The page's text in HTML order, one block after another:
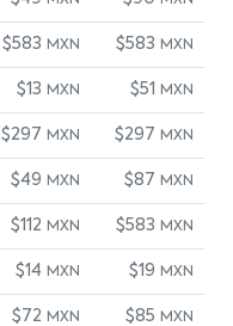
$583 MXN $583 MXN
$13 MXN $51 MXN
$297 MXN $297 MXN
$49 MXN $87 MXN
$112 MXN $583 MXN
$14 MXN $19 MXN
$72 MXN $85 MXN